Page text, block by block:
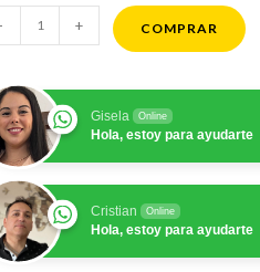
- + COMPRAR
Gisela Online
Hola, estoy para ayudarte
Cristian Online
Hola, estoy para ayudarte